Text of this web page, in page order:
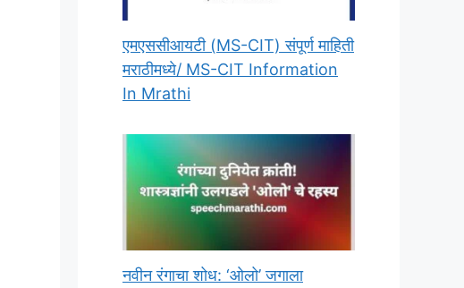
एमएससीआयटी (MS-CIT) संपूर्ण माहिती
मराठीमध्ये/ MS-CIT Information
In Mrathi
नवीन रंगाचा शोध: ‘ओलो’ जगाला